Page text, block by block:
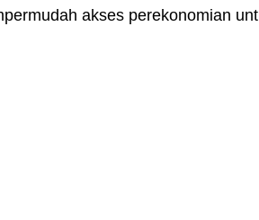
akses perekonomian